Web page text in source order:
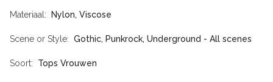
Materiaal Nylon, Viscose
Scene or Style Gothic, Punkrock, Underground - All scenes
Soort Tops Vrouwen